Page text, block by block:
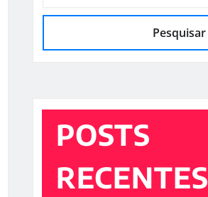
Pesquisar
POSTS
RECENTES